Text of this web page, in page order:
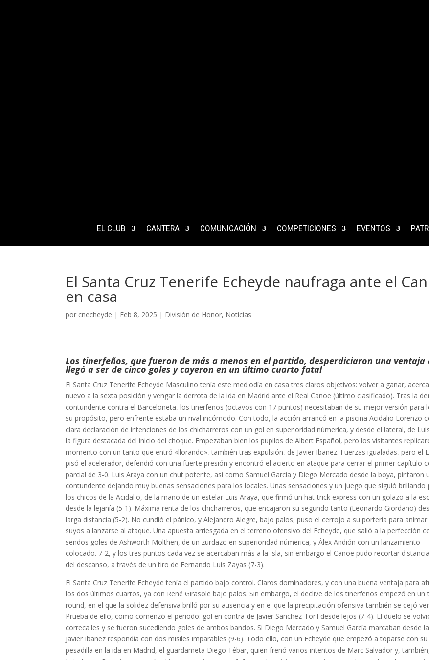
EL CLUB CANTERA COMUNICACIÓN COMPETICIONES EVENTOS
El Santa Cruz Tenerife Echeyde naufraga ante el
en casa
por cnecheyde | Feb 8, 2025 | División de Honor, Noticias
Los tinerfeños, que fueron de más a menos en el partido, desperdiciaron una ventaja
llegó a ser de cinco goles y cayeron en un último cuarto fatal
El Santa Cruz Tenerife Echeyde Masculino tenía este mediodía en casa tres claros objetivos: volver a ganar,
nuevo a la sexta posición y vengar la derrota de la ida en Madrid ante el Real Canoe (último clasificado). Tras la
contundente contra el Barceloneta, los tinerfeños (octavos con 17 puntos) necesitaban de su mejor versión para
su propósito, pero enfrente estaba un rival incómodo. Con todo, la acción arrancó en la piscina Acidalio Lorenzo
clara declaración de intenciones de los chicharreros con un gol en superioridad númerica, y desde el lateral, de
la figura destacada del inicio del choque. Empezaban bien los pupilos de Albert Español, pero los visitantes
momento con un tanto que entró «llorando», también tras expulsión, de Javier Ibañez. Fuerzas igualadas, pero el
pisó el acelerador, defendió con una fuerte presión y encontró el acierto en ataque para cerrar el primer capítulo
parcial de 3-0. Luis Araya con un chut potente, así como Samuel García y Diego Mercado desde la boya, pintaron
contundente dejando muy buenas sensaciones para los locales. Unas sensaciones y un juego que siguió brillando
los chicos de la Acidalio, de la mano de un estelar Luis Araya, que firmó un hat-trick express con un golazo a la
desde la lejanía (5-1). Máxima renta de los chicharreros, que encajaron su segundo tanto (Leonardo Giordano)
larga distancia (5-2). No cundió el pánico, y Alejandro Alegre, bajo palos, puso el cerrojo a su portería para animar
suyos a lanzarse al ataque. Una apuesta arriesgada en el terreno ofensivo del Echeyde, que salió a la perfección
sendos goles de Ashworth Molthen, de un zurdazo en superioridad númerica, y Álex Andión con un lanzamiento
colocado. 7-2, y los tres puntos cada vez se acercaban más a la Isla, sin embargo el Canoe pudo recortar
del descanso, a través de un tiro de Fernando Luis Zayas (7-3).
El Santa Cruz Tenerife Echeyde tenía el partido bajo control. Claros dominadores, y con una buena ventaja para
los dos últimos cuartos, ya con René Girasole bajo palos. Sin embargo, el declive de los tinerfeños empezó en un
round, en el que la solidez defensiva brilló por su ausencia y en el que la precipitación ofensiva también se dejó
Prueba de ello, como comenzó el periodo: gol en contra de Javier Sánchez-Toril desde lejos (7-4). El duelo se
correcalles y se fueron sucediendo goles de ambos bandos. Si Diego Mercado y Samuel García marcaban desde
Javier Ibañez respondía con dos misiles imparables (9-6). Todo ello, con un Echeyde que empezó a toparse con su
pesadilla en la ida en Madrid, el guardameta Diego Tébar, quien frenó varios intentos de Marc Salvador y,